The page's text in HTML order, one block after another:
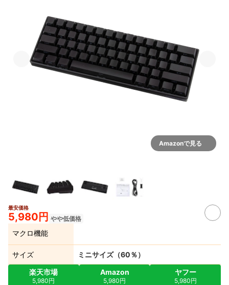
Amazonで見る
最安価格
5,980円 やや低価格
マクロ機能
サイズ
ミニサイズ（60％）
楽天市場
5,980円
Amazon
5,980円
ヤフー
5,980円